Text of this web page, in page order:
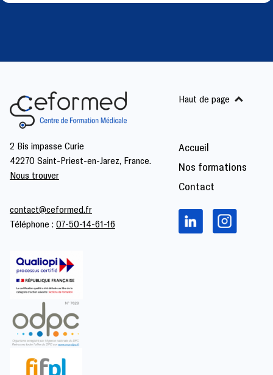
2 Bis impasse Curie
42270 Saint-Priest-en-Jarez, France.
Nous trouver
Accueil
Nos formations
Contact
Haut de page
contact@ceformed.fr
Téléphone : 07-50-14-61-16